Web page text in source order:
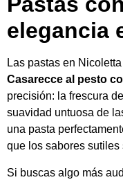
elegancia
Las pastas en
Casarecce al pesto
precisión: la frescura
suavidad untuosa de
una pasta
que los sabores
Si buscas algo más